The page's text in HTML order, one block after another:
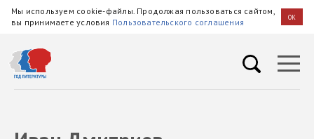
Мы используем cookie-файлы. Продолжая пользоваться сайтом,
вы принимаете условия Пользовательского соглашения OK